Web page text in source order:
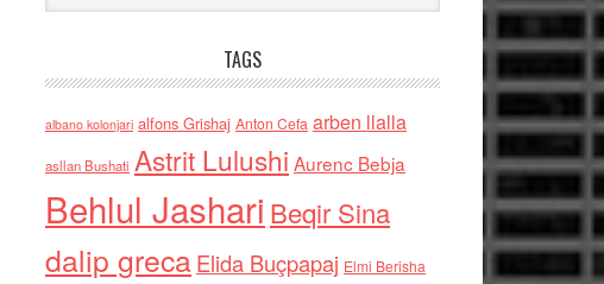
TAGS
albano kolonjari alfons Grishaj Anton Cefa arben llalla
asllan Bushati Astrit Lulushi Aurenc Bebja
Behlul Jashari Beqir Sina
dalip grecaElida Buçpapaj Elmi Berisha